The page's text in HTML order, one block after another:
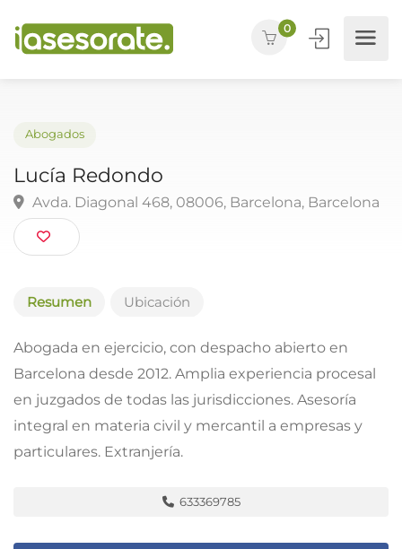
0
Lucía Redondo
Avda. Diagonal 468, 08006, Barcelona,
Resumen Ubicación
Abogada en ejercicio, con despacho abierto en
Barcelona desde 2012. Amplia experiencia procesal
en juzgados de todas las jurisdicciones. Asesoría
integral en materia civil y mercantil a empresas y
particulares. Extranjería.
633369785